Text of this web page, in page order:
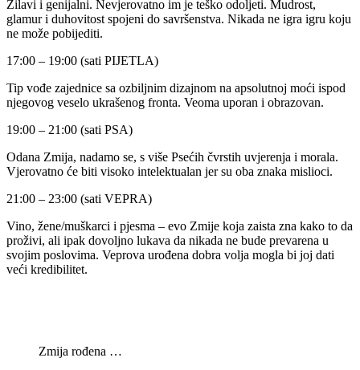
Žilavi i genijalni. Nevjerovatno im je teško odoljeti. Mudrost,
glamur i duhovitost spojeni do savršenstva. Nikada ne igra igru ​​koju
ne može pobijediti.
17:00 – 19:00 (sati PIJETLA)
Tip vođe zajednice sa ozbiljnim dizajnom na apsolutnoj moći ispod
njegovog veselo ukrašenog fronta. Veoma uporan i obrazovan.
19:00 – 21:00 (sati PSA)
Odana Zmija, nadamo se, s više Psećih čvrstih uvjerenja i morala.
Vjerovatno će biti visoko intelektualan jer su oba znaka mislioci.
21:00 – 23:00 (sati VEPRA)
Vino, žene/muškarci i pjesma – evo Zmije koja zaista zna kako to da
proživi, ​​ali ipak dovoljno lukava da nikada ne bude prevarena u
svojim poslovima. Veprova urođena dobra volja mogla bi joj dati
veći kredibilitet.
Zmija rođena …